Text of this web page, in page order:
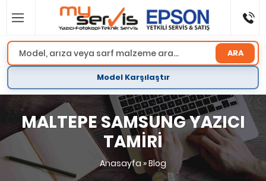
ARA
Model Karşılaştır
MALTEPE SAMSUNG YAZICI
TAMİRİ
Anasayfa »Blog